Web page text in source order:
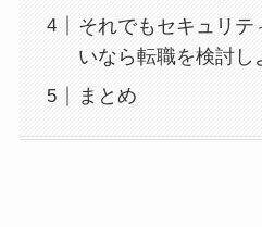
それでもセキュリテ
いなら転職を検討し
まとめ